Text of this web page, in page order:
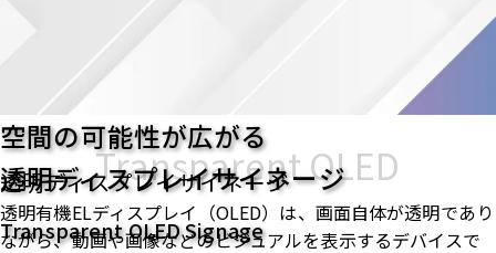
空間の可能性が広がる
透明ディスプレイサイネージ
Transparent OLED Signage
Transparent OLED
透明ディスプレイサイネージ
透明有機ELディスプレイ（OLED）は、画面自体が透明であり
ながら、動画や画像などのビジュアルを表示するデバイスで